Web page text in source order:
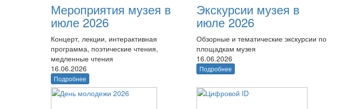
Мероприятия музея в
июле 2026
Концерт, лекции, интерактивная
программа, поэтические чтения,
медленные чтения
16.06.2026
Подробнее
Экскурсии музея в
июле 2026
Обзорные и тематические экскурсии по
площадкам музея
16.06.2026
Подробнее